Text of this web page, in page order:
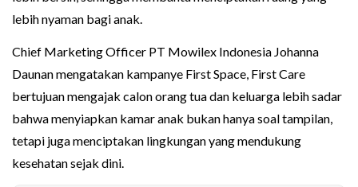
lebih nyaman bagi anak.
Chief Marketing Officer PT Mowilex Indonesia Johanna
Daunan mengatakan kampanye First Space, First Care
bertujuan mengajak calon orang tua dan keluarga lebih sadar
bahwa menyiapkan kamar anak bukan hanya soal tampilan,
tetapi juga menciptakan lingkungan yang mendukung
kesehatan sejak dini.